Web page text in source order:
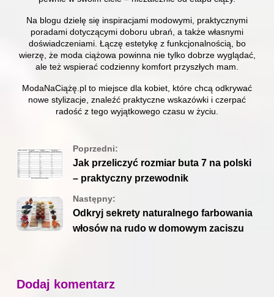
Na blogu dzielę się inspiracjami modowymi, praktycznymi
poradami dotyczącymi doboru ubrań, a także własnymi
doświadczeniami. Łączę estetykę z funkcjonalnością, bo
wierzę, że moda ciążowa powinna nie tylko dobrze wyglądać,
ale też wspierać codzienny komfort przyszłych mam.
ModaNaCiążę.pl to miejsce dla kobiet, które chcą odkrywać
nowe stylizacje, znaleźć praktyczne wskazówki i czerpać
radość z tego wyjątkowego czasu w życiu.
Poprzedni:
Jak przeliczyć rozmiar buta 7 na polski
– praktyczny przewodnik
Następny:
Odkryj sekrety naturalnego farbowania
włosów na rudo w domowym zaciszu
Dodaj komentarz